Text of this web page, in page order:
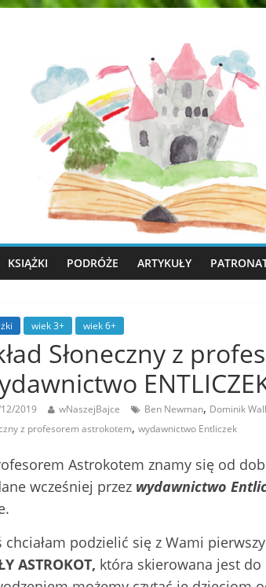
KSIĄŻKI PODRÓŻE ARTYKUŁY
wiek 3+ wiek 6+
Słoneczny z
2019 wNaszejBajce Ben Newman, Dominik
z profesorem astrokotem, wydawnictwo Entliczek
Astrokotem znamy się od
wcześniej przez wydawnictwo
chciałam podzielić się z Wami
ASTROKOT, która skierowana jest do